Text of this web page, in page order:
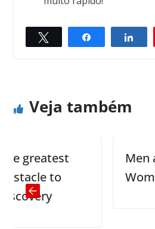
Compartilhar
← Previous
Next →
Veja também
to
Men and
Women